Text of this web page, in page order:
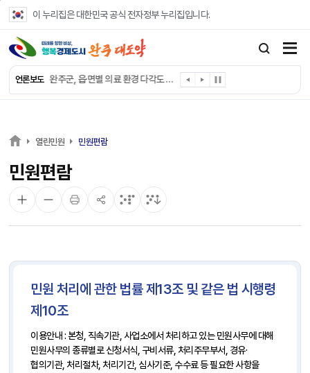
이 누리집은 대한민국 공식 전자정부 누리집입니다.
언론보도
완주군, 읍·면별 의료 환경 다각도 진단한다
완주군, 모바일 헬스케어 “내 건강 변화 직접 확인”
완주군 “여름휴가철 청소년 안전 지킨다”
열린민원 민원편람
민원편람
민원 처리에 관한 법률 제13조 및 같은 법 시행령
제10조
이용안내 : 본청, 직속기관, 사업소에서 처리하고 있는 민원사무에 대해
민원사무의 종류별로 신청서식, 구비서류, 처리주무부서, 경유·
협의기관, 처리절차, 처리기간, 심사기준, 수수료 등 필요한 사항을